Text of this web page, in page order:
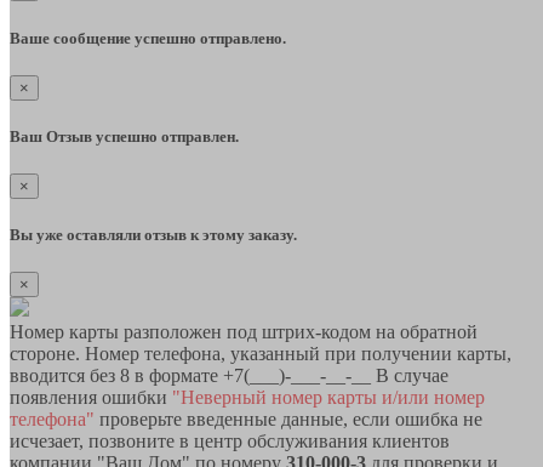
Ваше сообщение успешно отправлено.
×
Ваш Отзыв успешно отправлен.
×
Вы уже оставляли отзыв к этому заказу.
×
Номер карты разположен под штрих-кодом на обратной
стороне. Номер телефона, указанный при получении карты,
вводится без 8 в формате +7(___)-___-__-__ В случае
появления ошибки "Неверный номер карты и/или номер
телефона" проверьте введенные данные, если ошибка не
исчезает, позвоните в центр обслуживания клиентов